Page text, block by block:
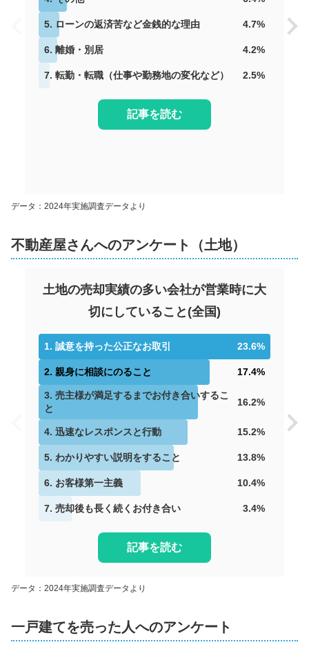
5. ローンの返済苦など金銭的な理由 4.7%
6. 離婚・別居 4.2%
7. 転勤・転職（仕事や勤務地の変化など） 2.5%
記事を読む
データ：2024年実施調査データより
不動産屋さんへのアンケート（土地）
土地の売却実績の多い会社が営業時に大
切にしていること (全国)
1. 誠意を持った公正なお取引 23.6%
2. 親身に相談にのること 17.4%
3. 売主様が満足するまでお付き合いするこ
と
16.2%
4. 迅速なレスポンスと行動 15.2%
5. わかりやすい説明をすること 13.8%
6. お客様第一主義 10.4%
7. 売却後も長く続くお付き合い 3.4%
記事を読む
データ：2024年実施調査データより
一戸建てを売った人へのアンケート